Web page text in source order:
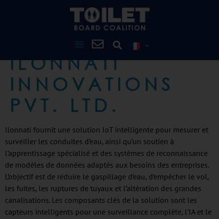
ILONNATI
INNOVATIONS
PVT. LTD.
Ilonnati fournit une solution IoT intelligente pour mesurer et
surveiller les conduites d’eau, ainsi qu’un soutien à
l’apprentissage spécialisé et des systèmes de reconnaissance
de modèles de données adaptés aux besoins des entreprises.
L’objectif est de réduire le gaspillage d’eau, d’empêcher le vol,
les fuites, les ruptures de tuyaux et l’altération des grandes
canalisations. Les composants clés de la solution sont les
capteurs intelligents pour une surveillance complète, l’IA et le